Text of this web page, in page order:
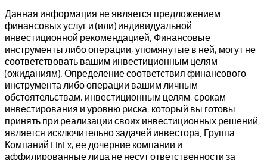
Данная информация не является предложением
финансовых услуг и (или) индивидуальной
инвестиционной рекомендацией. Финансовые
инструменты либо операции, упомянутые в ней, могут не
соответствовать вашим инвестиционным целям
(ожиданиям). Определение соответствия финансового
инструмента либо операции вашим личным
обстоятельствам, инвестиционным целям, срокам
инвестирования и уровню риска, который вы готовы
принять при реализации своих инвестиционных решений,
является исключительно задачей инвестора. Группа
Компаний FinEx, ее дочерние компании и
аффилированные лица не несут ответственности за